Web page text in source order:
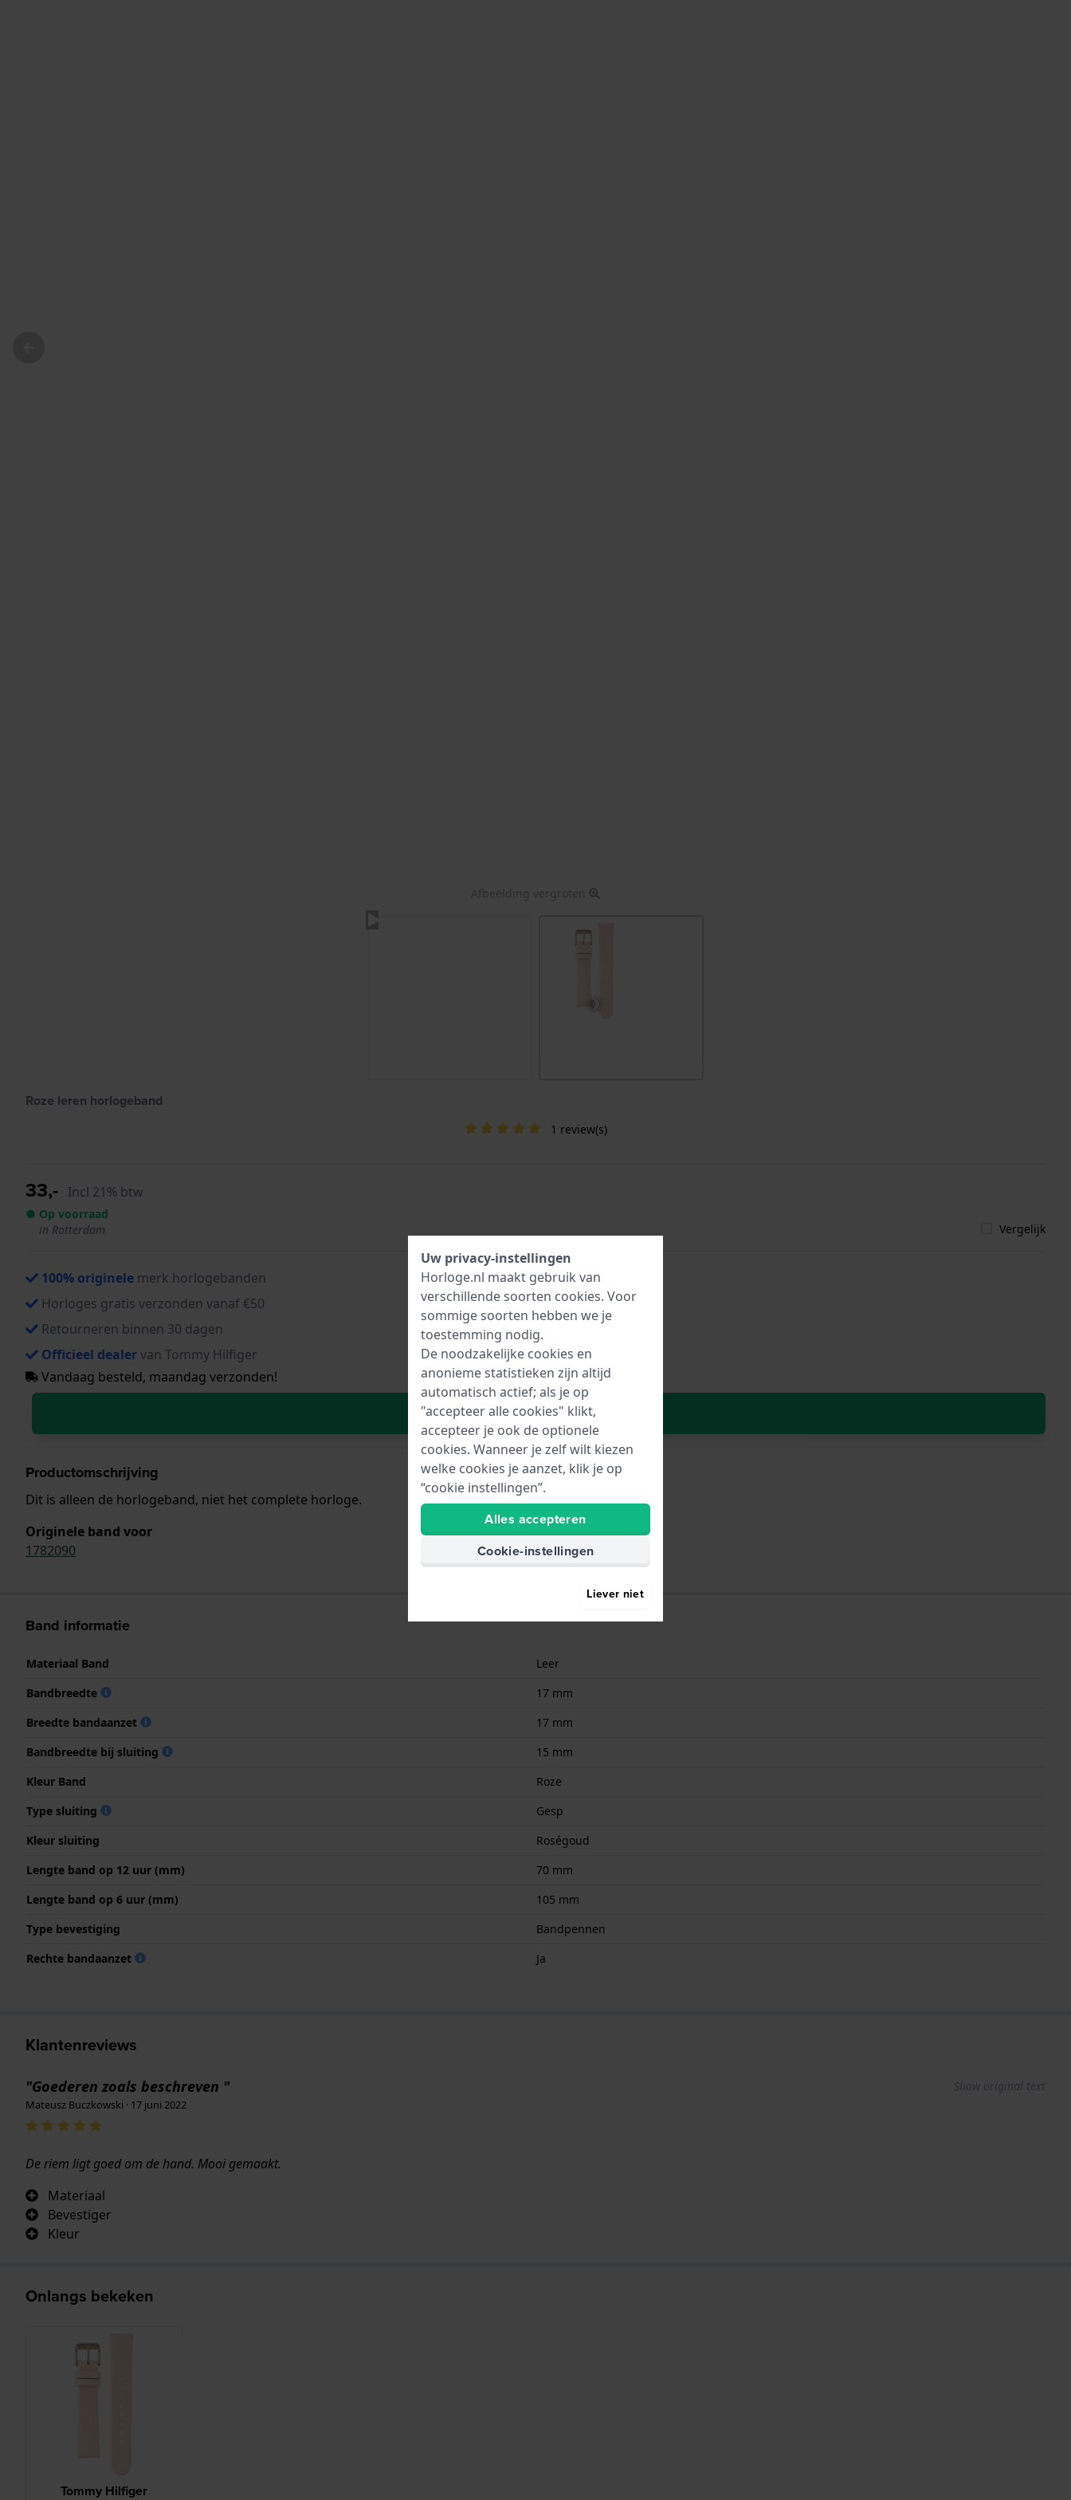
Afbeelding vergroten
Roze leren horlogeband
1 review(s)
33,- Incl 21% btw
● Op voorraad
in Rotterdam
Vergelijk
100% originele merk horlogebanden
Horloges gratis verzonden vanaf €50
Retourneren binnen 30 dagen
Officieel dealervan Tommy Hilfiger
Vandaag besteld, maandag verzonden!
In Winkelwagen
Productomschrijving
Dit is alleen de horlogeband, niet het complete horloge.
Originele band voor
1782090
Band informatie
Materiaal Band
Leer
Bandbreedte
17 mm
Breedte bandaanzet
17 mm
Bandbreedte bij sluiting
15 mm
Kleur Band
Roze
Type sluiting
Gesp
Kleur sluiting
Roségoud
Lengte band op 12 uur (mm)
70 mm
Lengte band op 6 uur (mm)
105 mm
Type bevestiging
Bandpennen
Rechte bandaanzet
Ja
Klantenreviews
"Goederen zoals beschreven " Show original text
Mateusz Buczkowski · 17 juni 2022
De riem ligt goed om de hand. Mooi gemaakt.
Materiaal
Bevestiger
Kleur
Onlangs bekeken
Tommy Hilfiger
Uw privacy-instellingen
Horloge.nl maakt gebruik van
verschillende soorten cookies. Voor
sommige soorten hebben we je
toestemming nodig.
De noodzakelijke cookies en
anonieme statistieken zijn altijd
automatisch actief; als je op
"accepteer alle cookies" klikt,
accepteer je ook de optionele
cookies. Wanneer je zelf wilt kiezen
welke cookies je aanzet, klik je op
“cookie instellingen”.
Alles accepteren
Cookie-instellingen
Liever niet